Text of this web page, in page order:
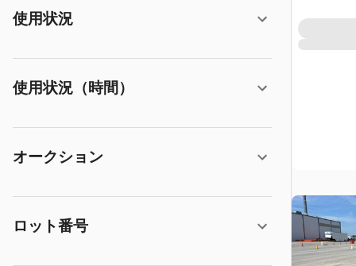
使用状況
使用状況（時間）
オークション
ロット番号